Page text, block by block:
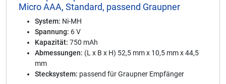
Micro AAA, Standard, passend Graupner
System: Ni-MH
Spannung: 6 V
Kapazität: 750 mAh
Abmessungen: (L x B x H) 52,5 mm x 10,5 mm x 44,5
mm
Stecksystem: passend für Graupner Empfänger